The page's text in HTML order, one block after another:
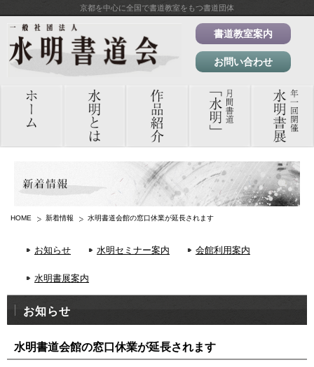
京都を中心に全国で書道教室をもつ書道団体
書道教室案内
お問い合わせ
HOME 新着情報 水明書道会館の窓口休業が延長されます
お知らせ 水明セミナー案内 会館利用案内
水明書展案内
お知らせ
水明書道会館の窓口休業が延長されます